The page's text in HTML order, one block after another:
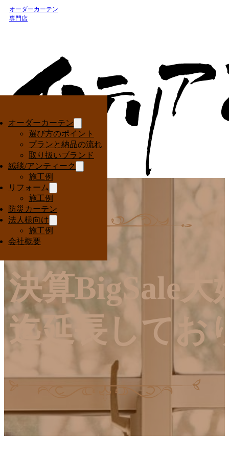
オーダーカーテン
専門店
オーダーカーテン
選び方のポイント
プランと納品の流れ
取り扱いブランド
絨毯/アンティーク
施工例
リフォーム
施工例
防災カーテン
法人様向け
施工例
会社概要
Interior Ota
決算BigSale大
迄延長してお